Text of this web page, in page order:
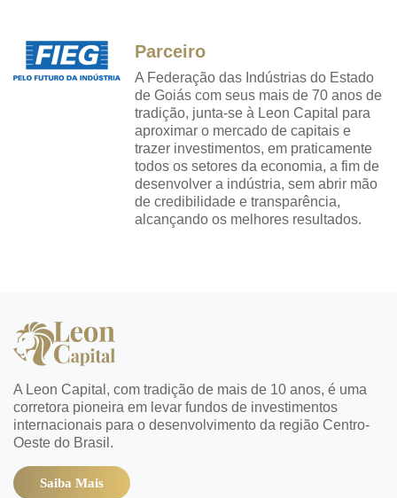
Parceiro
A Federação das Indústrias do Estado
de Goiás com seus mais de 70 anos de
tradição, junta-se à Leon Capital para
aproximar o mercado de capitais e
trazer investimentos, em praticamente
todos os setores da economia, a fim de
desenvolver a indústria, sem abrir mão
de credibilidade e transparência,
alcançando os melhores resultados.
A Leon Capital, com tradição de mais de 10 anos, é uma
corretora pioneira em levar fundos de investimentos
internacionais para o desenvolvimento da região Centro-
Oeste do Brasil.
Saiba Mais